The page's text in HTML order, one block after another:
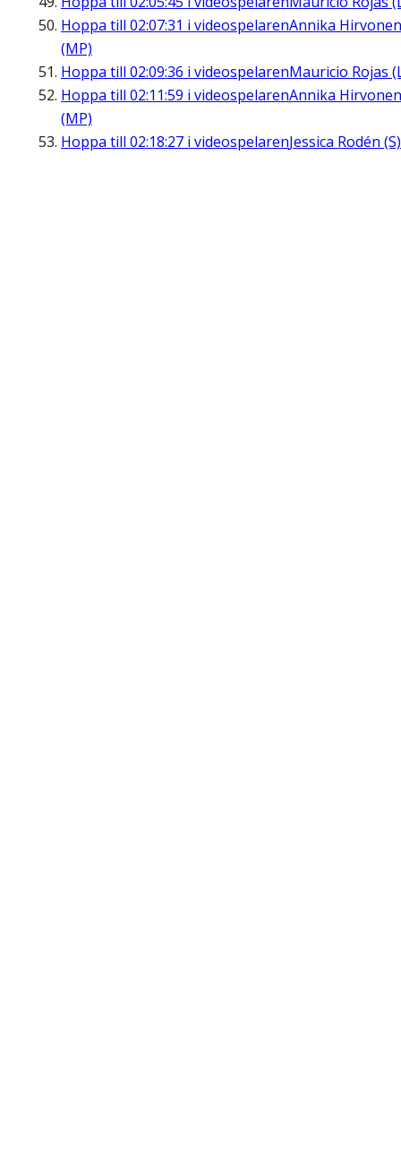
Hoppa till 02:07:31 i videospelarenAnnika Hirvonen
(MP)
Hoppa till 02:09:36 i videospelarenMauricio Rojas
Hoppa till 02:11:59 i videospelarenAnnika Hirvonen
(MP)
Hoppa till 02:18:27 i videospelarenJessica Rodén (S)